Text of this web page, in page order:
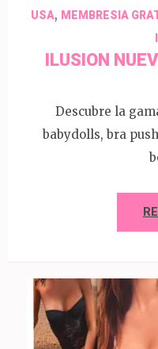
USA, MEMBRESIA
ILUSION
Descubre la
babydolls, bra